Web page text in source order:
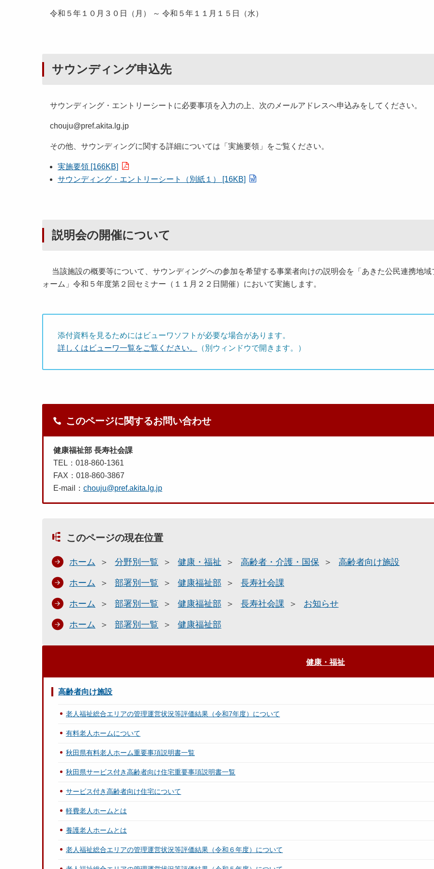
令和５年１０月３０日（月） ～ 令和５年１１月１５日（水）
サウンディング申込先
サウンディング・エントリーシートに必要事項を入力の上、次のメールアドレスへ申込みをしてください。
chouju@pref.akita.lg.jp
その他、サウンディングに関する詳細については「実施要領」をご覧ください。
実施要領 [166KB]
サウンディング・エントリーシート（別紙１） [16KB]
説明会の開催について
当該施設の概要等について、サウンディングへの参加を希望する事業者向けの説明会を「あきた公民連携地域
ォーム」令和５年度第２回セミナー（１１月２２日開催）において実施します。
添付資料を見るためにはビューワソフトが必要な場合があります。
詳しくはビューワ一覧をご覧ください。
（別ウィンドウで開きます。）
このページに関するお問い合わせ
健康福祉部 長寿社会課
TEL：018-860-1361
FAX：018-860-3867
E-mail： chouju@pref.akita.lg.jp
このページの現在位置
ホーム 分野別一覧 健康・福祉 高齢者・介護・国保 高齢者向け施設
ホーム 部署別一覧 健康福祉部 長寿社会課
ホーム 部署別一覧 健康福祉部 長寿社会課 お知らせ
ホーム 部署別一覧 健康福祉部
健康・福祉
高齢者向け施設
老人福祉総合エリアの管理運営状況等評価結果（令和7年度）について
有料老人ホームについて
秋田県有料老人ホーム重要事項説明書一覧
秋田県サービス付き高齢者向け住宅重要事項説明書一覧
サービス付き高齢者向け住宅について
軽費老人ホームとは
養護老人ホームとは
老人福祉総合エリアの管理運営状況等評価結果（令和６年度）について